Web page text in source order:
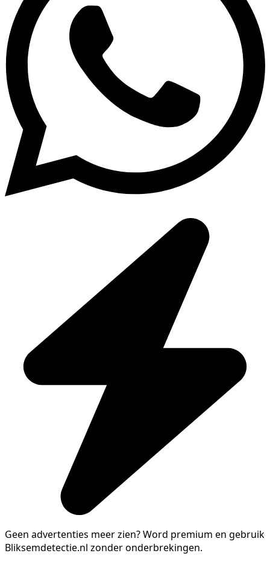
Geen advertenties meer zien?Word premium en gebruik
Bliksemdetectie.nl zonder onderbrekingen.